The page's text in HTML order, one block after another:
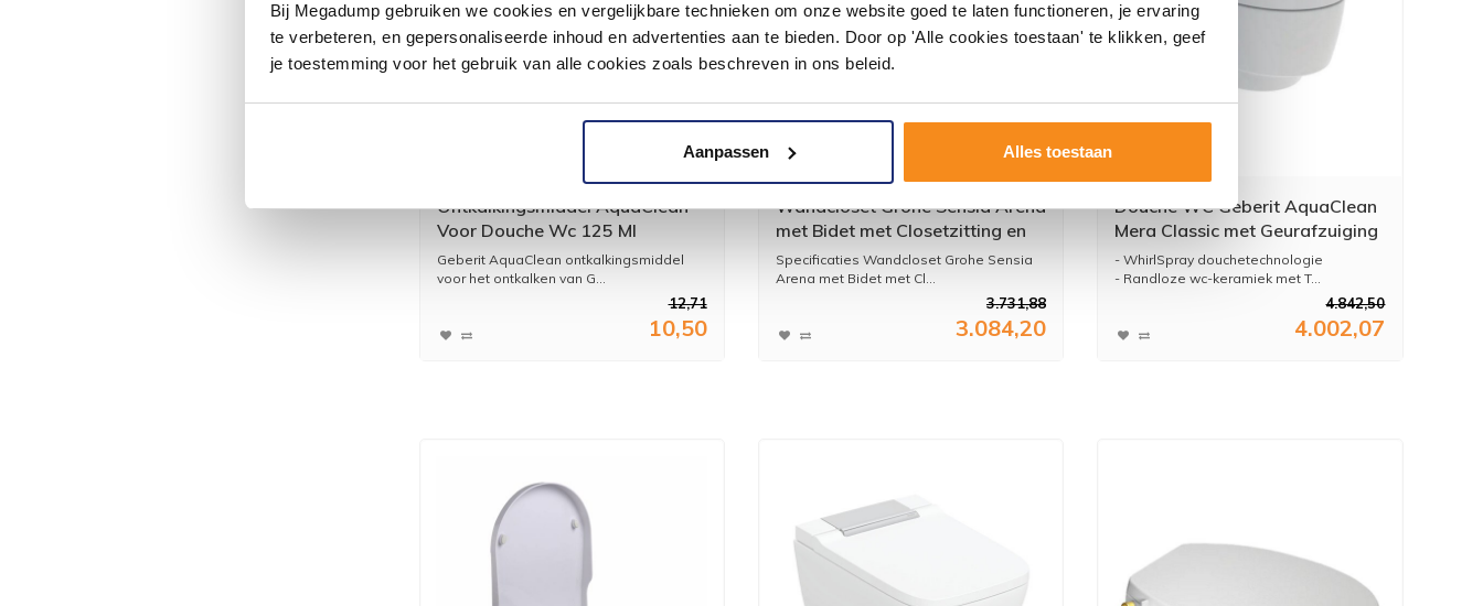
Bij Megadump gebruiken we cookies en vergelijkbare technieken om onze website goed te laten functioneren, je ervaring
te verbeteren, en gepersonaliseerde inhoud en advertenties aan te bieden. Door op 'Alle cookies toestaan' te klikken, geef
je toestemming voor het gebruik van alle cookies zoals beschreven in ons beleid.
Aanpassen Alles toestaan
Ontkalkingsmiddel AquaClean
Voor Douche Wc 125 Ml
Geberit AquaClean ontkalkingsmiddel
voor het ontkalken van G...
12,71
10,50
Wandcloset Grohe Sensia Arena
met Bidet met Closetzitting en
Smart Functies 37.5x60 cm
Alpien Wit
Specificaties Wandcloset Grohe Sensia
Arena met Bidet met Cl...
3.731,88
3.084,20
Douche WC Geberit AquaClean
Mera Classic met Geurafzuiging
Warme Luchtdroging en
Ladydouche met Softclose en
- WhirlSpray douchetechnologie
- Randloze wc-keramiek met T...
4.842,50
4.002,07